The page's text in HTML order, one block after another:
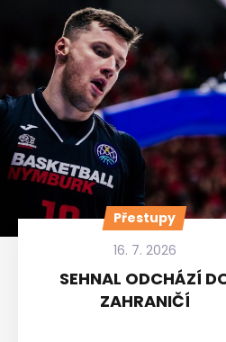
Přestupy
16. 7. 2026
SEHNAL ODCHÁZÍ
ZAHRANIČÍ